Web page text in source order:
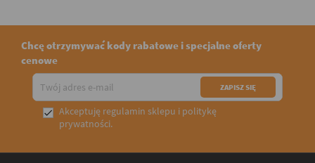
Chcę otrzymywać kody rabatowe i specjalne oferty
cenowe
 Akceptuję regulamin sklepu i politykę
prywatności.